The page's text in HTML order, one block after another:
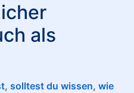
als
solltest du wissen, wie